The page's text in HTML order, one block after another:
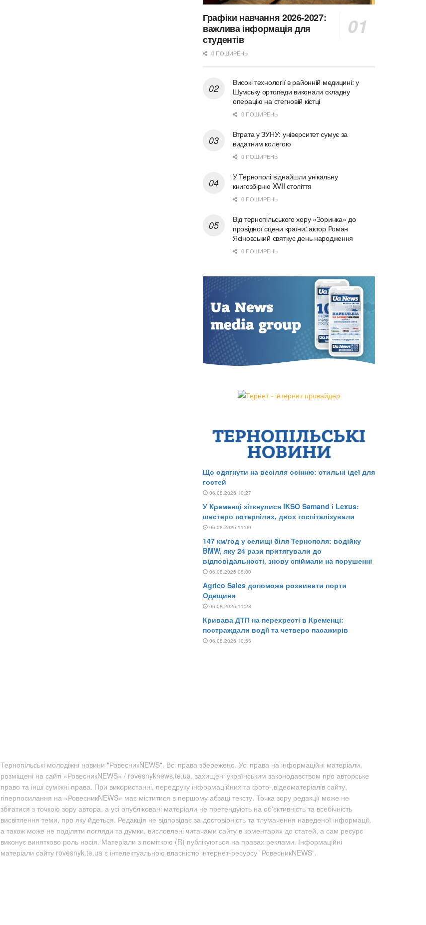
Графіки навчання 2026-2027:
важлива інформація для
студентів
0 ПОШИРЕНЬ
Високі технології в районній медицині: у
Шумську ортопеди виконали складну
операцію на стегновій кістці
0 ПОШИРЕНЬ
Втрата у ЗУНУ: університет сумує за
видатним колегою
0 ПОШИРЕНЬ
У Тернополі віднайшли унікальну
книгозбірню XVII століття
0 ПОШИРЕНЬ
Від тернопільського хору «Зоринка» до
провідної сцени країни: актор Роман
Ясіновський святкує день народження
0 ПОШИРЕНЬ
Тернопільські молодіжні новини "РовесникNEWS". Всі права збережено. Усі права на інформаційні матеріали,
розміщені на сайті «РовесникNEWS» / rovesnyknews.te.ua, захищені українським законодавством про авторське
право та інші суміжні права. При використанні, передруку інформаційних та фото-,відеоматеріалів сайту,
гіперпосилання на «РовесникNEWS» має міститися в першому абзаці тексту. Точка зору редакції може не
збігатися з точкою зору автора, а усі опубліковані матеріали не претендують на об'єктивність та всебічність
висвітлення теми, про яку йдеться. Редакція не відповідає за достовірність та тлумачення наведеної інформації,
а також може не поділяти погляди та думки, висловлені читачами сайту в коментарях до статей, а сам ресурс
виконує винятково роль носія. Матеріали з поміткою (R) публікуються на правах реклами. Інформаційні
матеріали сайту rovesnyk.te.ua є інтелектуальною власністю інтернет-ресурсу "РовесникNEWS".